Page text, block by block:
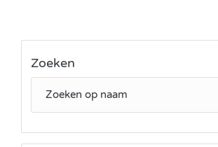
Zoeken